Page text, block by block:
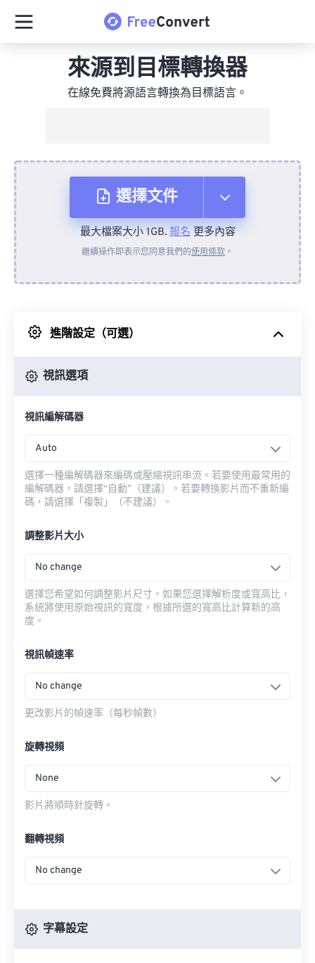
來源到目標轉換器
在線免費將源語言轉換為目標語言。
選擇文件
來自裝置
來自 Google 雲端硬碟
最大檔案大小 1GB.報名更多內容
繼續操作即表示您同意我們的使用條款 。
進階設定（可選）
視訊選項
視訊編解碼器
Auto
選擇一種編解碼器來編碼或壓縮視訊串流。若要使用最常用的
編解碼器，請選擇“自動”（建議）。若要轉換影片而不重新編
碼，請選擇「複製」（不建議）。
調整影片大小
No change
選擇您希望如何調整影片尺寸。如果您選擇解析度或寬高比，
系統將使用原始視訊的寬度，根據所選的寬高比計算新的高
度。
視訊幀速率
No change
更改影片的幀速率（每秒幀數）
旋轉視頻
None
影片將順時針旋轉。
翻轉視頻
No change
字幕設定